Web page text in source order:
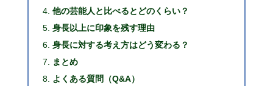
他の芸能人と比べるとどのくらい？
身長以上に印象を残す理由
身長に対する考え方はどう変わる？
まとめ
よくある質問（Q&A）